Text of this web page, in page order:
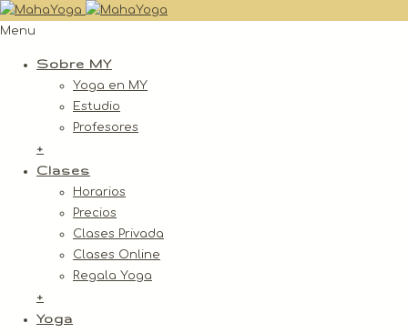
Menu
Sobre MY
Yoga en MY
Estudio
Profesores
+
Clases
Horarios
Precios
Clases Privada
Clases Online
Regala Yoga
+
Yoga